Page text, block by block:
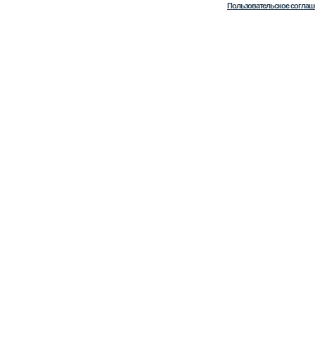
Пользовательское